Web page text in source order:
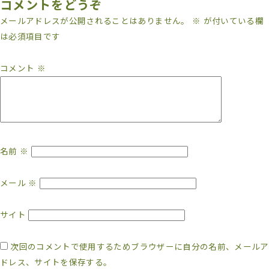
コメントをどうぞ
メールアドレスが公開されることはありません。 ※ が付いている欄
は必須項目です
コメント ※
名前 ※
メール ※
サイト
次回のコメントで使用するためブラウザーに自分の名前、メールア
ドレス、サイトを保存する。